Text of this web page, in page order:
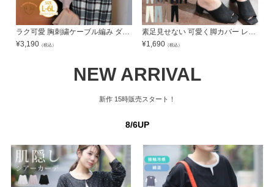
ラク可愛 胸刺繍ケーブル編み ダブルジップ カーディガン | 大きいサイズの通販ならハッピーマリリン
¥3,190 （税込）
素足見せない 可愛く脚カバー レギンス | 大きいサイズの通販ならハッピーマリリン
¥1,690 （税込）
NEW ARRIVAL
新作 15時販売スタート！
8/6UP